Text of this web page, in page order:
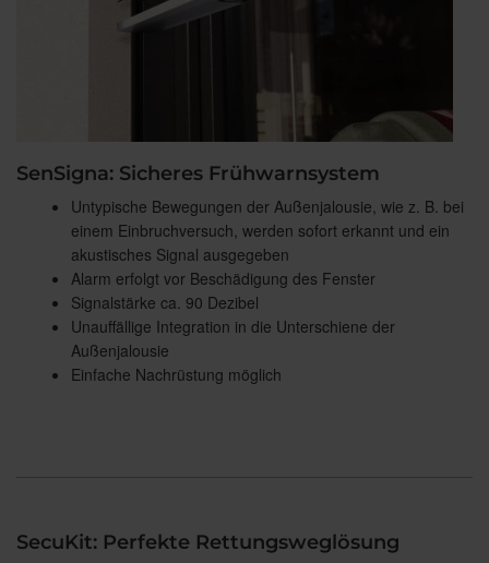
SenSigna: Sicheres Frühwarnsystem
Untypische Bewegungen der Außenjalousie, wie z. B. bei
einem Einbruchversuch, werden sofort erkannt und ein
akustisches Signal ausgegeben
Alarm erfolgt vor Beschädigung des Fenster
Signalstärke ca. 90 Dezibel
Unauffällige Integration in die Unterschiene der
Außenjalousie
Einfache Nachrüstung möglich
SecuKit: Perfekte Rettungsweglösung